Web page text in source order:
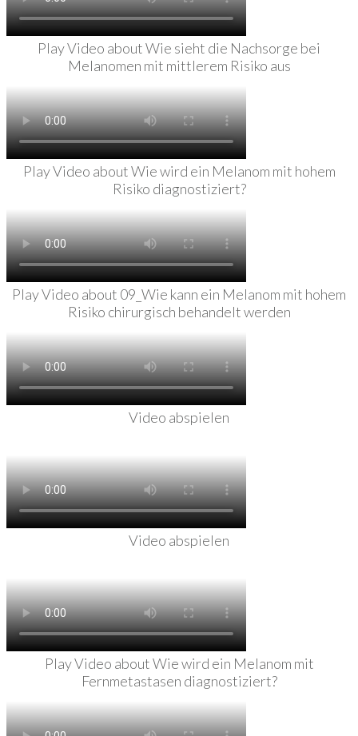
Play Video about Wie sieht die Nachsorge bei
Melanomen mit mittlerem Risiko aus
Play Video about Wie wird ein Melanom mit hohem
Risiko diagnostiziert?
Play Video about 09_Wie kann ein Melanom mit hohem
Risiko chirurgisch behandelt werden
Video abspielen
Video abspielen
Play Video about Wie wird ein Melanom mit
Fernmetastasen diagnostiziert?